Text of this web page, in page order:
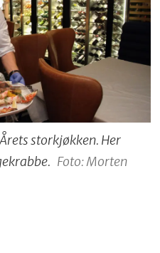
storkjøkken. Her
Foto: Morten